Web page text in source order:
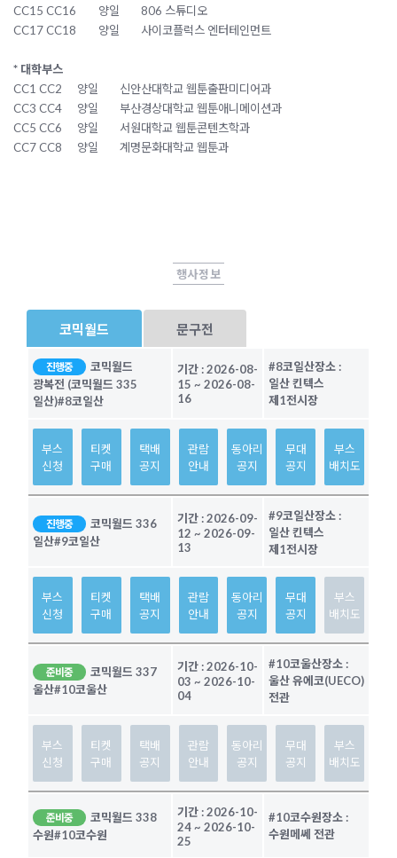
CC15 CC16
양일
806 스튜디오
CC17 CC18
양일 사이코플럭스 엔터테인먼트
* 대학부스
CC1 CC2
양일
신안산대학교 웹툰출판미디어과
CC3 CC4
양일
부산경상대학교 웹툰애니메이션과
CC5 CC6
양일
서원대학교 웹툰콘텐츠학과
CC7 CC8
양일 계명문화대학교 웹툰과
행사정보
코믹월드 문구전
진행중
코믹월드
광복전 (코믹월드 335
일산)#8코일산
기간 :2026-08-
15 ~ 2026-08-
16
#8코일산장소 :
일산 킨텍스
제1전시장
부스
신청
티켓
구매
택배
공지
관람
안내
동아리
공지
무대
공지
부스
배치도
진행중
코믹월드 336
일산#9코일산
기간 :2026-09-
12 ~ 2026-09-
13
#9코일산장소 :
일산 킨텍스
제1전시장
부스
신청
티켓
구매
택배
공지
관람
안내
동아리
공지
무대
공지
부스
배치도
준비중
코믹월드 337
울산#10코울산
기간 :2026-10-
03 ~ 2026-10-
04
#10코울산장소 :
울산 유에코(UECO)
전관
부스
신청
티켓
구매
택배
공지
관람
안내
동아리
공지
무대
공지
부스
배치도
준비중
코믹월드 338
수원#10코수원
기간 :2026-10-
24~ 2026-10-
25
#10코수원장소 :
수원메쎄 전관